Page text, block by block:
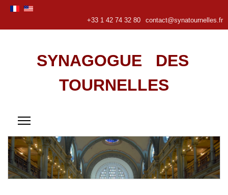
+33 1 42 74 32 80 contact@synatournelles.fr
SYNAGOGUE DES
TOURNELLES